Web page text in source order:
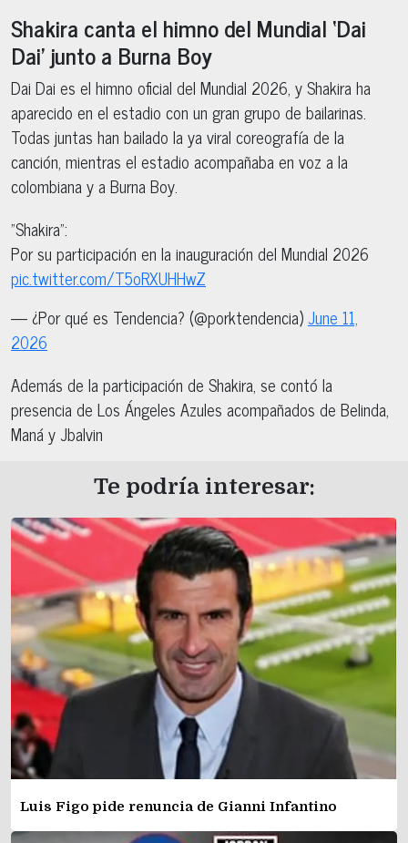
Shakira canta el himno del Mundial ‘Dai
Dai’ junto a Burna Boy
Dai Dai es el himno oficial del Mundial 2026, y Shakira ha
aparecido en el estadio con un gran grupo de bailarinas.
Todas juntas han bailado la ya viral coreografía de la
canción, mientras el estadio acompañaba en voz a la
colombiana y a Burna Boy.
"Shakira":
Por su participación en la inauguración del Mundial 2026
pic.twitter.com/T5oRXUHHwZ
— ¿Por qué es Tendencia? (@porktendencia)June 11,
2026
Además de la participación de Shakira, se contó la
presencia de Los Ángeles Azules acompañados de Belinda,
Maná y Jbalvin
Te podría interesar:
Luis Figo pide renuncia de Gianni Infantino